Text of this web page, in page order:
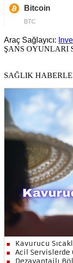
Araç Sağlayıcı:
ŞANS OYUNLARI
SAĞLIK